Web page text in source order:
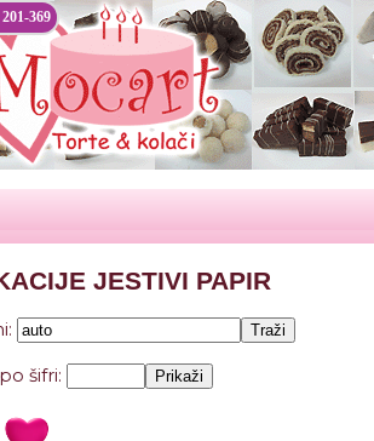
JESTIVI PAPIR
šifri:
369